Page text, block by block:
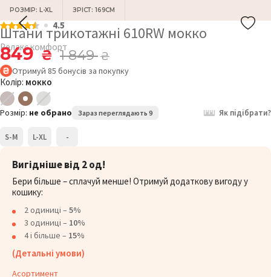
РОЗМІР: L-XL ЗРІСТ: 169СМ
4.5
Штани трикотажні 610RW мокко
Релакс комфорт
849₴ 1 849₴
Отримуй 85 бонусів за покупку
Колір: мокко
Розмір: не обрано Зараз переглядають 9 Як підібрати?
S-M L-XL -
Вигідніше від 2 од!
Бери більше – сплачуй менше! Отримуй додаткову вигоду у
кошику:
2 одиниці – 5%
3 одиниці – 10%
4 і більше – 15%
(Детальні умови)
Асортимент